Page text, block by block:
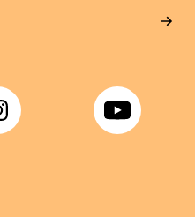
YouTube